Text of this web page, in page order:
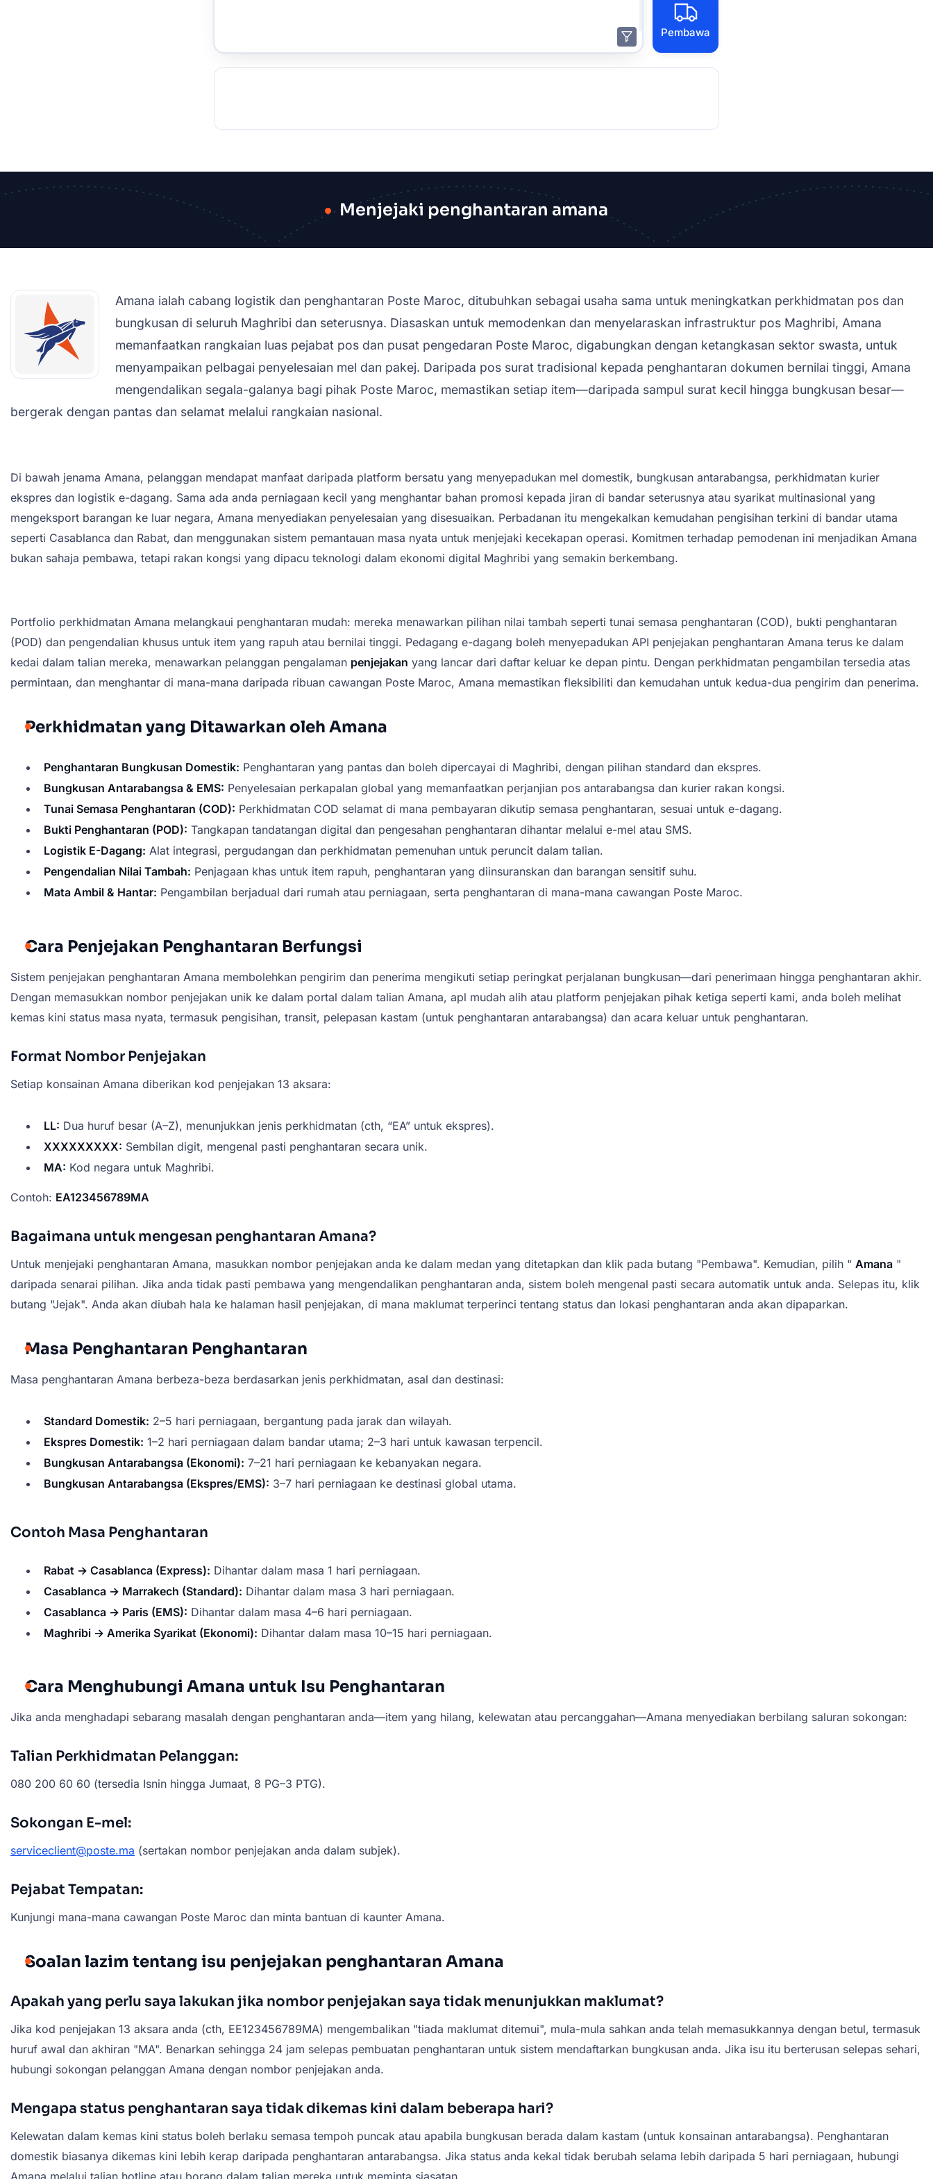
Pembawa
Menjejaki penghantaran amana
Amana ialah cabang logistik dan penghantaran Poste Maroc, ditubuhkan sebagai usaha sama untuk meningkatkan perkhidmatan pos dan
bungkusan di seluruh Maghribi dan seterusnya. Diasaskan untuk memodenkan dan menyelaraskan infrastruktur pos Maghribi, Amana
memanfaatkan rangkaian luas pejabat pos dan pusat pengedaran Poste Maroc, digabungkan dengan ketangkasan sektor swasta, untuk
menyampaikan pelbagai penyelesaian mel dan pakej. Daripada pos surat tradisional kepada penghantaran dokumen bernilai tinggi, Amana
mengendalikan segala-galanya bagi pihak Poste Maroc, memastikan setiap item—daripada sampul surat kecil hingga bungkusan besar—
bergerak dengan pantas dan selamat melalui rangkaian nasional.
Di bawah jenama Amana, pelanggan mendapat manfaat daripada platform bersatu yang menyepadukan mel domestik, bungkusan antarabangsa, perkhidmatan kurier
ekspres dan logistik e-dagang. Sama ada anda perniagaan kecil yang menghantar bahan promosi kepada jiran di bandar seterusnya atau syarikat multinasional yang
mengeksport barangan ke luar negara, Amana menyediakan penyelesaian yang disesuaikan. Perbadanan itu mengekalkan kemudahan pengisihan terkini di bandar utama
seperti Casablanca dan Rabat, dan menggunakan sistem pemantauan masa nyata untuk menjejaki kecekapan operasi. Komitmen terhadap pemodenan ini menjadikan Amana
bukan sahaja pembawa, tetapi rakan kongsi yang dipacu teknologi dalam ekonomi digital Maghribi yang semakin berkembang.
Portfolio perkhidmatan Amana melangkaui penghantaran mudah: mereka menawarkan pilihan nilai tambah seperti tunai semasa penghantaran (COD), bukti penghantaran
(POD) dan pengendalian khusus untuk item yang rapuh atau bernilai tinggi. Pedagang e-dagang boleh menyepadukan API penjejakan penghantaran Amana terus ke dalam
kedai dalam talian mereka, menawarkan pelanggan pengalaman penjejakan yang lancar dari daftar keluar ke depan pintu. Dengan perkhidmatan pengambilan tersedia atas
permintaan, dan menghantar di mana-mana daripada ribuan cawangan Poste Maroc, Amana memastikan fleksibiliti dan kemudahan untuk kedua-dua pengirim dan penerima.
Perkhidmatan yang Ditawarkan oleh Amana
Penghantaran Bungkusan Domestik: Penghantaran yang pantas dan boleh dipercayai di Maghribi, dengan pilihan standard dan ekspres.
Bungkusan Antarabangsa & EMS: Penyelesaian perkapalan global yang memanfaatkan perjanjian pos antarabangsa dan kurier rakan kongsi.
Tunai Semasa Penghantaran (COD): Perkhidmatan COD selamat di mana pembayaran dikutip semasa penghantaran, sesuai untuk e-dagang.
Bukti Penghantaran (POD): Tangkapan tandatangan digital dan pengesahan penghantaran dihantar melalui e-mel atau SMS.
Logistik E-Dagang: Alat integrasi, pergudangan dan perkhidmatan pemenuhan untuk peruncit dalam talian.
Pengendalian Nilai Tambah: Penjagaan khas untuk item rapuh, penghantaran yang diinsuranskan dan barangan sensitif suhu.
Mata Ambil & Hantar: Pengambilan berjadual dari rumah atau perniagaan, serta penghantaran di mana-mana cawangan Poste Maroc.
Cara Penjejakan Penghantaran Berfungsi
Sistem penjejakan penghantaran Amana membolehkan pengirim dan penerima mengikuti setiap peringkat perjalanan bungkusan—dari penerimaan hingga penghantaran akhir.
Dengan memasukkan nombor penjejakan unik ke dalam portal dalam talian Amana, apl mudah alih atau platform penjejakan pihak ketiga seperti kami, anda boleh melihat
kemas kini status masa nyata, termasuk pengisihan, transit, pelepasan kastam (untuk penghantaran antarabangsa) dan acara keluar untuk penghantaran.
Format Nombor Penjejakan
Setiap konsainan Amana diberikan kod penjejakan 13 aksara:
LL: Dua huruf besar (A–Z), menunjukkan jenis perkhidmatan (cth, “EA” untuk ekspres).
XXXXXXXXX: Sembilan digit, mengenal pasti penghantaran secara unik.
MA: Kod negara untuk Maghribi.
Contoh: EA123456789MA
Bagaimana untuk mengesan penghantaran Amana?
Untuk menjejaki penghantaran Amana, masukkan nombor penjejakan anda ke dalam medan yang ditetapkan dan klik pada butang "Pembawa". Kemudian, pilih " Amana "
daripada senarai pilihan. Jika anda tidak pasti pembawa yang mengendalikan penghantaran anda, sistem boleh mengenal pasti secara automatik untuk anda. Selepas itu, klik
butang "Jejak". Anda akan diubah hala ke halaman hasil penjejakan, di mana maklumat terperinci tentang status dan lokasi penghantaran anda akan dipaparkan.
Masa Penghantaran Penghantaran
Masa penghantaran Amana berbeza-beza berdasarkan jenis perkhidmatan, asal dan destinasi:
Standard Domestik: 2–5 hari perniagaan, bergantung pada jarak dan wilayah.
Ekspres Domestik: 1–2 hari perniagaan dalam bandar utama; 2–3 hari untuk kawasan terpencil.
Bungkusan Antarabangsa (Ekonomi): 7–21 hari perniagaan ke kebanyakan negara.
Bungkusan Antarabangsa (Ekspres/EMS): 3–7 hari perniagaan ke destinasi global utama.
Contoh Masa Penghantaran
Rabat → Casablanca (Express): Dihantar dalam masa 1 hari perniagaan.
Casablanca → Marrakech (Standard): Dihantar dalam masa 3 hari perniagaan.
Casablanca → Paris (EMS): Dihantar dalam masa 4–6 hari perniagaan.
Maghribi → Amerika Syarikat (Ekonomi): Dihantar dalam masa 10–15 hari perniagaan.
Cara Menghubungi Amana untuk Isu Penghantaran
Jika anda menghadapi sebarang masalah dengan penghantaran anda—item yang hilang, kelewatan atau percanggahan—Amana menyediakan berbilang saluran sokongan:
Talian Perkhidmatan Pelanggan:
080 200 60 60 (tersedia Isnin hingga Jumaat, 8 PG–3 PTG).
Sokongan E-mel:
serviceclient@poste.ma (sertakan nombor penjejakan anda dalam subjek).
Pejabat Tempatan:
Kunjungi mana-mana cawangan Poste Maroc dan minta bantuan di kaunter Amana.
Soalan lazim tentang isu penjejakan penghantaran Amana
Apakah yang perlu saya lakukan jika nombor penjejakan saya tidak menunjukkan maklumat?
Jika kod penjejakan 13 aksara anda (cth, EE123456789MA) mengembalikan "tiada maklumat ditemui", mula-mula sahkan anda telah memasukkannya dengan betul, termasuk
huruf awal dan akhiran "MA". Benarkan sehingga 24 jam selepas pembuatan penghantaran untuk sistem mendaftarkan bungkusan anda. Jika isu itu berterusan selepas sehari,
hubungi sokongan pelanggan Amana dengan nombor penjejakan anda.
Mengapa status penghantaran saya tidak dikemas kini dalam beberapa hari?
Kelewatan dalam kemas kini status boleh berlaku semasa tempoh puncak atau apabila bungkusan berada dalam kastam (untuk konsainan antarabangsa). Penghantaran
domestik biasanya dikemas kini lebih kerap daripada penghantaran antarabangsa. Jika status anda kekal tidak berubah selama lebih daripada 5 hari perniagaan, hubungi